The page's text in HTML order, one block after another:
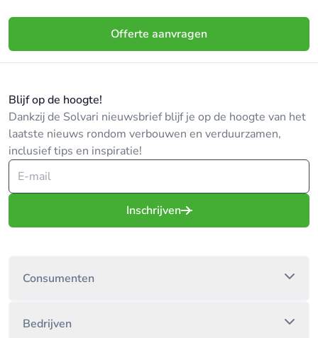
Offerte aanvragen
Blijf op de hoogte!
Dankzij de Solvari nieuwsbrief blijf je op de hoogte van het
laatste nieuws rondom verbouwen en verduurzamen,
inclusief tips en inspiratie!
Inschrijven
Consumenten
Bedrijven